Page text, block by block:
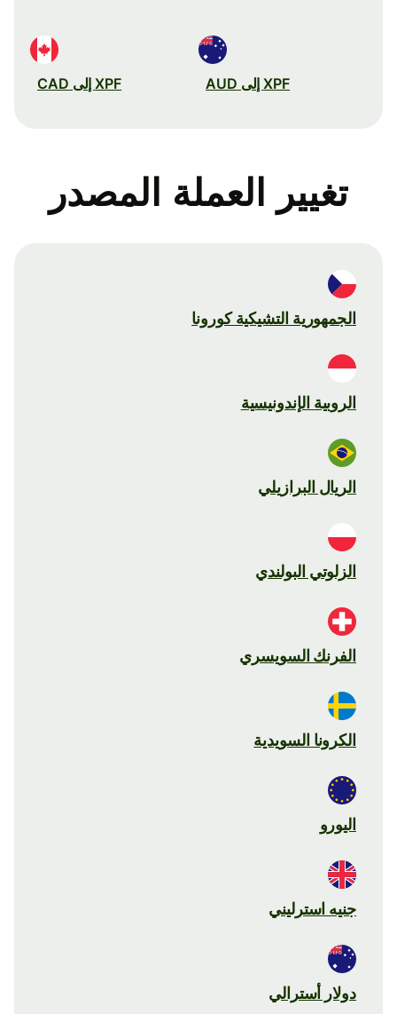
XPF إلى AUD XPF إلى CAD
تغيير العملة المصدر
الجمهورية التشيكية كورونا
الروبية الإندونيسية
الريال البرازيلي
الزلوتي البولندي
الفرنك السويسري
الكرونا السويدية
اليورو
جنيه استرليني
دولار أسترالي